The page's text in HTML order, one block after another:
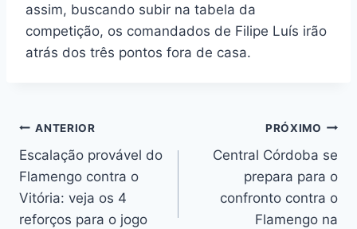
assim, buscando subir na tabela da
competição, os comandados de Filipe Luís irão
atrás dos três pontos fora de casa.
Navegação
de
Post
ANTERIOR
Escalação provável do
Flamengo contra o
Vitória: veja os 4
reforços para o jogo
PRÓXIMO
Central Córdoba se
prepara para o
confronto contra o
Flamengo na